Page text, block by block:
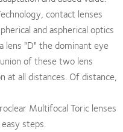
contact lenses
and aspherical optics
lens "D" the dominant eye
of these two lens
at all distances. Of distance,
Multifocal Toric lenses
steps.